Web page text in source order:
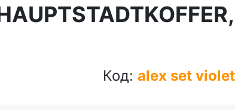
Код: alex set violet